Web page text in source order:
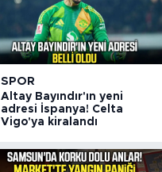
SPOR
Altay Bayındır'ın yeni
adresi İspanya! Celta
Vigo'ya kiralandı